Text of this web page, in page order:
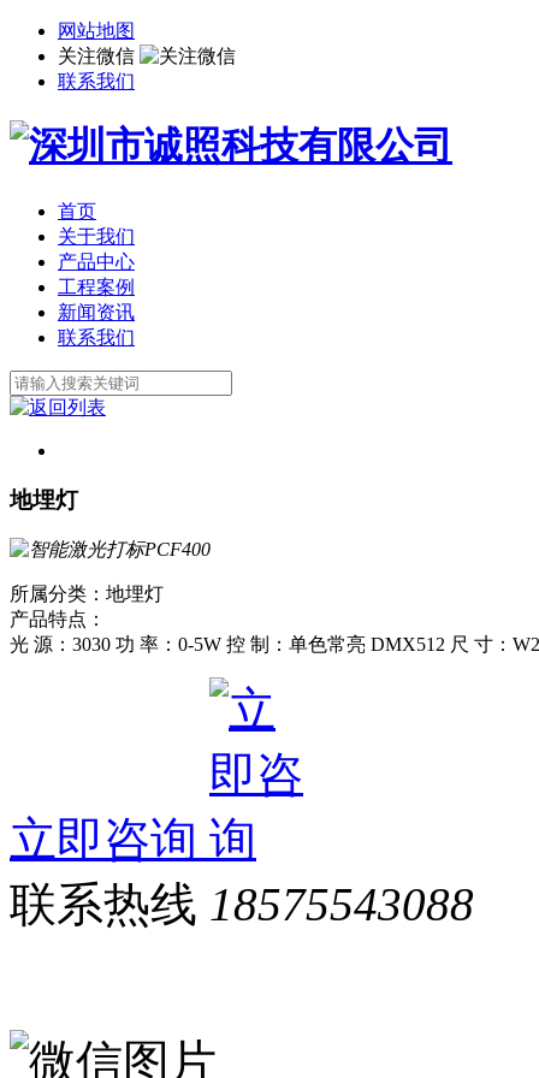
网站地图
关注微信
联系我们
首页
关于我们
产品中心
工程案例
新闻资讯
联系我们
地埋灯
所属分类：地埋灯
产品特点：
光 源：3030 功 率：0-5W 控 制：单色常亮 DMX512 尺 寸：
立即咨询
联系热线 18575543088